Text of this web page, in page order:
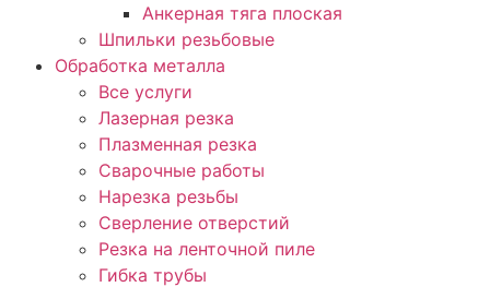
Анкерная тяга плоская
Шпильки резьбовые
Обработка металла
Все услуги
Лазерная резка
Плазменная резка
Сварочные работы
Нарезка резьбы
Сверление отверстий
Резка на ленточной пиле
Гибка трубы